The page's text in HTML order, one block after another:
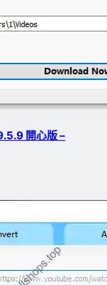
開心版 –